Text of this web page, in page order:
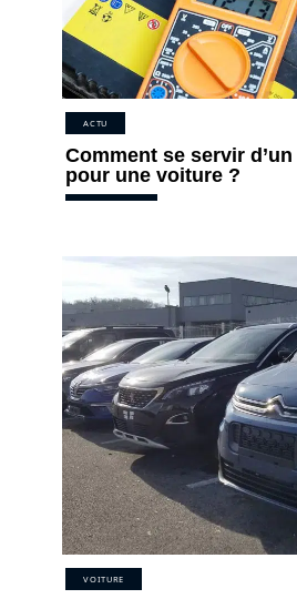
ACTU
Comment se servir
pour une voiture ?
VOITURE